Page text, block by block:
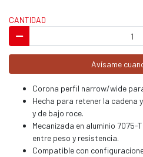
CANTIDAD
Avísame
Corona perfil narrow/wide
Hecha para retener la cadena
y de bajo roce.
Mecanizada en aluminio
entre peso y resistencia.
Compatible con